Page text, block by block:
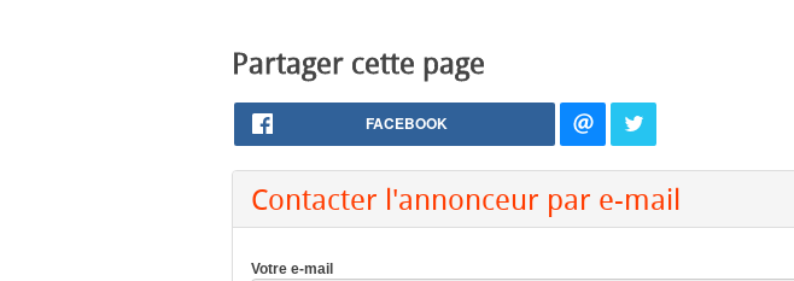
Partager cette page
FACEBOOK
Contacter l'annonceur par e-mail
Votre e-mail